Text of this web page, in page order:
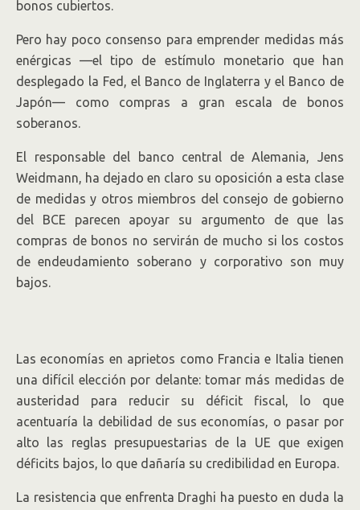
bonos cubiertos.
Pero hay poco consenso para emprender medidas más
enérgicas —el tipo de estímulo monetario que han
desplegado la Fed, el Banco de Inglaterra y el Banco de
Japón— como compras a gran escala de bonos
soberanos.
El responsable del banco central de Alemania, Jens
Weidmann, ha dejado en claro su oposición a esta clase
de medidas y otros miembros del consejo de gobierno
del BCE parecen apoyar su argumento de que las
compras de bonos no servirán de mucho si los costos
de endeudamiento soberano y corporativo son muy
bajos.
Las economías en aprietos como Francia e Italia tienen
una difícil elección por delante: tomar más medidas de
austeridad para reducir su déficit fiscal, lo que
acentuaría la debilidad de sus economías, o pasar por
alto las reglas presupuestarias de la UE que exigen
déficits bajos, lo que dañaría su credibilidad en Europa.
La resistencia que enfrenta Draghi ha puesto en duda la